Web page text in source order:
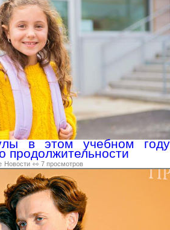
в этом учебном году
продолжительности
Новости 👀 7 просмотров